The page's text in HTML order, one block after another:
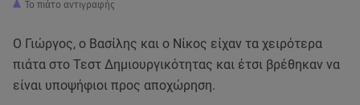
Το πιάτο αντιγραφής
Ο Γιώργος, ο Βασίλης και ο Νίκος είχαν τα χειρότερα
πιάτα στο Τεστ Δημιουργικότητας και έτσι βρέθηκαν να
είναι υποψήφιοι προς αποχώρηση.